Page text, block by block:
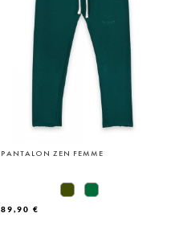
PANTALON ZEN FEMME
89,90 €